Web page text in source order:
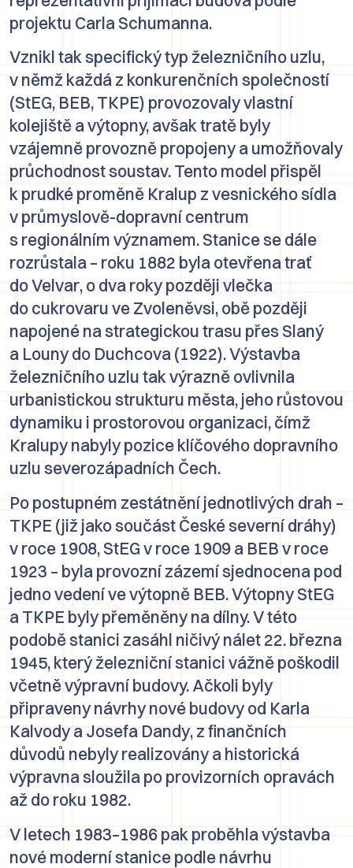
projektu Carla Schumanna.
Vznikl tak specifický typ železničního uzlu,
v němž každá z konkurenčních společností
(StEG, BEB, TKPE) provozovaly vlastní
kolejiště a výtopny, avšak tratě byly
vzájemně provozně propojeny a umožňovaly
průchodnost soustav. Tento model přispěl
k prudké proměně Kralup z vesnického sídla
v průmyslově-dopravní centrum
s regionálním významem. Stanice se dále
rozrůstala – roku 1882 byla otevřena trať
doVelvar, o dva roky později vlečka
do cukrovaru veZvoleněvsi, obě později
napojené na strategickou trasu přesSlaný
a Lounydo Duchcova(1922). Výstavba
železničního uzlu tak výrazně ovlivnila
urbanistickou strukturu města, jeho růstovou
dynamiku i prostorovou organizaci, čímž
Kralupy nabyly pozice klíčového dopravního
uzlu severozápadních Čech.
Po postupném zestátnění jednotlivých drah –
TKPE (již jako součást České severní dráhy)
v roce 1908, StEG v roce 1909 a BEB v roce
1923 – byla provozní zázemí sjednocena pod
jedno vedení ve výtopně BEB. Výtopny StEG
a TKPE byly přeměněny na dílny. V této
podobě stanici zasáhl ničivý nálet 22. března
1945, který železniční stanici vážně poškodil
včetně výpravní budovy. Ačkoli byly
připraveny návrhy nové budovy od Karla
Kalvodya Josefa Dandy, z finančních
důvodů nebyly realizovány a historická
výpravna sloužila po provizorních opravách
až do roku 1982.
V letech 1983–1986 pak proběhla výstavba
nové moderní stanice podle návrhu